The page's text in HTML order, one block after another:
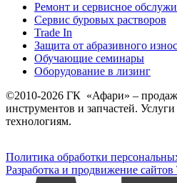
Ремонт и сервисное
Сервис буровых растворов
Trade In
Защита от абразивного
Обучающие семинары
Оборудование в лизинг
©2010-2026 ГК «Афари» –
инструментов и запчастей.
технологиям.
Политика обработки
Разработка и продвижение